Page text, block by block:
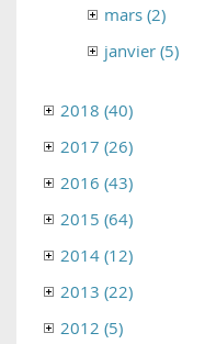
mars (2)
janvier (5)
2018 (40)
2017 (26)
2016 (43)
2015 (64)
2014 (12)
2013 (22)
2012 (5)